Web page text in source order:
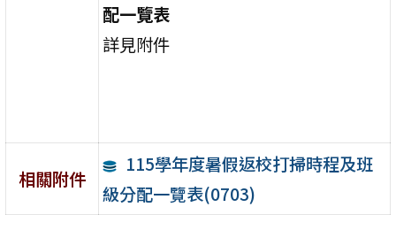
配一覽表
詳見附件
相關附件
115學年度暑假返校打掃時程及班
級分配一覽表(0703)